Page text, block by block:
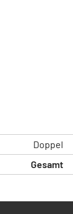
Doppel
Gesamt